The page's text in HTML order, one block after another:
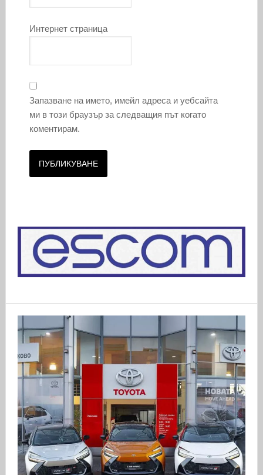
Интернет страница
Запазване на името, имейл адреса и уебсайта
ми в този браузър за следващия път когато
коментирам.